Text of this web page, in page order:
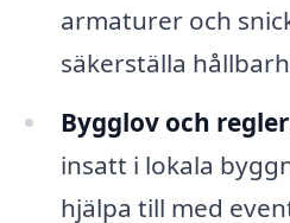
armaturer och
säkerställa
Bygglov och
insatt i lokala
hjälpa till med